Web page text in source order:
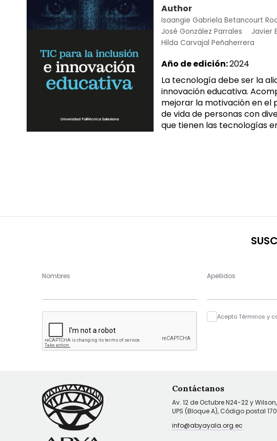
Author
Isaangie Gabriela Betancourt
José González Parrales
Javier
Hilda Carvajal Peñaherrera
Año de edición:2024
La tecnología debe ser la
innovación educativa.
mejorar la motivación en el
de vida de personas con
que tienen las tecnologías
Nombres Apellidos
Acepto Términos y
Contáctanos
Av. 12 de Octubre N24-22 y Wilson,
UPS (Bloque A), Código postal
info@abyayala.org.ec